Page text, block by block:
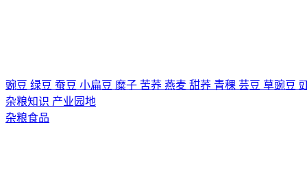
豌豆 绿豆 蚕豆 小扁豆 糜子 苦荞 燕麦 甜荞 青稞 芸豆 草豌豆
杂粮知识 产业园地
杂粮食品